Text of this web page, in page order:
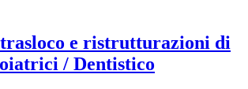
e ristrutturazioni di
/ Dentistico